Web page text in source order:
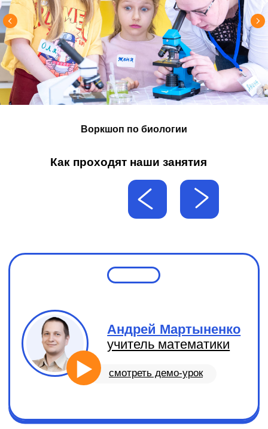
Воркшоп по биологии
Как проходят наши занятия